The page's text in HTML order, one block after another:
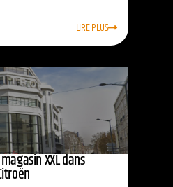
LIRE PLUS
XXL dans